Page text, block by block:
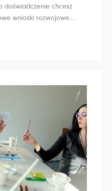
doświadczenie chcesz
wnioski rozwojowe....